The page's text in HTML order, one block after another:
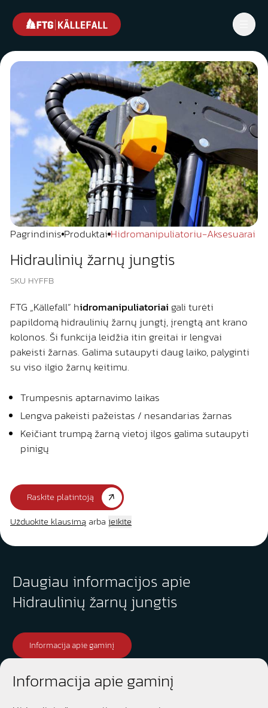
Pagrindinis ProduktaiHidromanipuliatoriu-Aksesuarai
Hidraulinių žarnų jungtis
SKU HYFFB
FTG „Källefall” hidromanipuliatoriai gali turėti
papildomą hidraulinių žarnų jungtį, įrengtą ant krano
kolonos. Ši funkcija leidžia itin greitai ir lengvai
pakeisti žarnas. Galima sutaupyti daug laiko, palyginti
su viso ilgio žarnų keitimu.
Trumpesnis aptarnavimo laikas
Lengva pakeisti pažeistas / nesandarias žarnas
Keičiant trumpą žarną vietoj ilgos galima sutaupyti
pinigų
Raskite platintoją
Užduokite klausimą arba įeikite
Daugiau informacijos apie
Hidraulinių žarnų jungtis
Informacija apie gaminį
Informacija apie gaminį